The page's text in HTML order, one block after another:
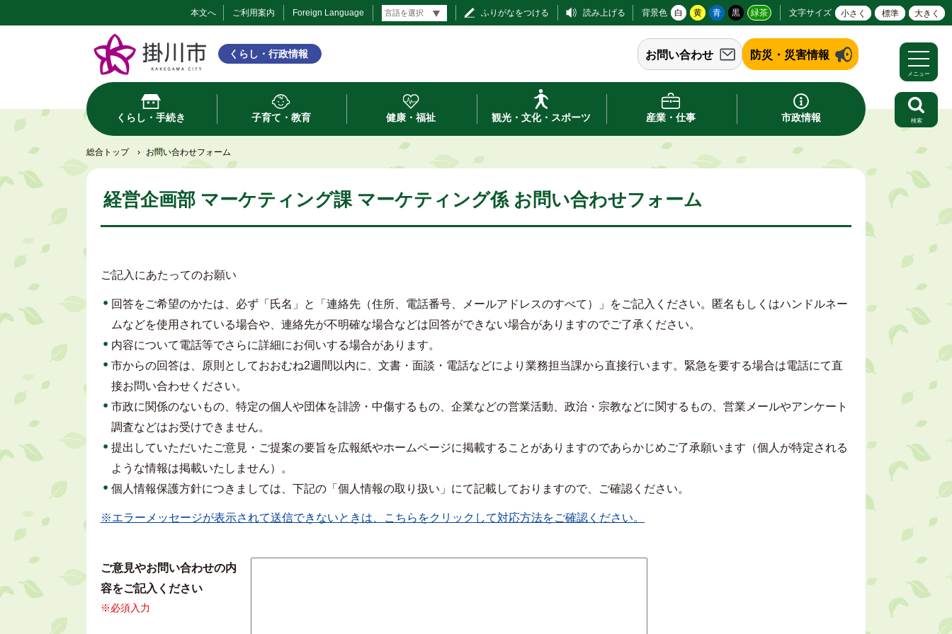
本文へ ご利用案内 Foreign Language ふりがなをつける 読み上げる 背景色 白 黄 青 黒 緑茶 文字サイズ 小さく 標準 大きく
くらし・行政情報 お問い合わせ 防災・災害情報
くらし・手続き 子育て・教育 健康・福祉 観光・文化・スポーツ 産業・仕事 市政情報
メニュー
検索
総合トップ › お問い合わせフォーム
経営企画部 マーケティング課 マーケティング係 お問い合わせフォーム
ご記入にあたってのお願い
回答をご希望のかたは、必ず「氏名」と「連絡先（住所、電話番号、メールアドレスのすべて）」をご記入ください。匿名もしくはハンドルネー
ムなどを使用されている場合や、連絡先が不明確な場合などは回答ができない場合がありますのでご了承ください。
内容について電話等でさらに詳細にお伺いする場合があります。
市からの回答は、原則としておおむね2週間以内に、文書・面談・電話などにより業務担当課から直接行います。緊急を要する場合は電話にて直
接お問い合わせください。
市政に関係のないもの、特定の個人や団体を誹謗・中傷するもの、企業などの営業活動、政治・宗教などに関するもの、営業メールやアンケート
調査などはお受けできません。
提出していただいたご意見・ご提案の要旨を広報紙やホームページに掲載することがありますのであらかじめご了承願います（個人が特定される
ような情報は掲載いたしません）。
個人情報保護方針につきましては、下記の「個人情報の取り扱い」にて記載しておりますので、ご確認ください。
※エラーメッセージが表示されて送信できないときは、こちらをクリックして対応方法をご確認ください。
ご意見やお問い合わせの内
容をご記入ください
※必須入力